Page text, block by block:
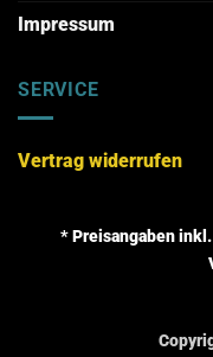
Impressum
SERVICE
Vertrag widerrufen
* Preisangaben